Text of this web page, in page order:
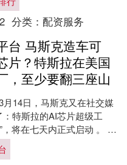
器械注....
分类： 配资服务
台 马斯克造车可
片？特斯拉在美国
，至少要翻三座山
月14日，马斯克又在社交媒
特斯拉的AI芯片超级工
，将在七天内正式启动 。 消
市场一阵骚动。有人欢